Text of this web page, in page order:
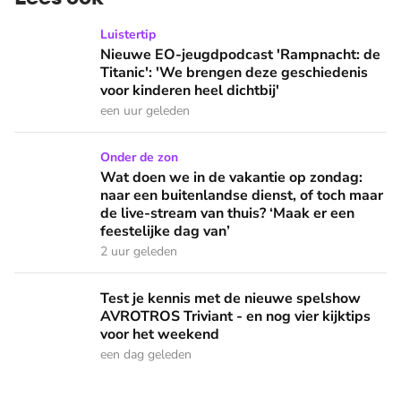
Nieuwe EO-jeugdpodcast 'Rampnacht: de Titanic': 'We
Luistertip
Nieuwe EO-jeugdpodcast 'Rampnacht: de
Titanic': 'We brengen deze geschiedenis
voor kinderen heel dichtbij'
een uur geleden
Wat doen we in de vakantie op zondag: naar een
Onder de zon
Wat doen we in de vakantie op zondag:
naar een buitenlandse dienst, of toch maar
de live-stream van thuis? ‘Maak er een
feestelijke dag van’
2 uur geleden
Test je kennis met de nieuwe spelshow AVROTROS
Test je kennis met de nieuwe spelshow
AVROTROS Triviant - en nog vier kijktips
voor het weekend
een dag geleden